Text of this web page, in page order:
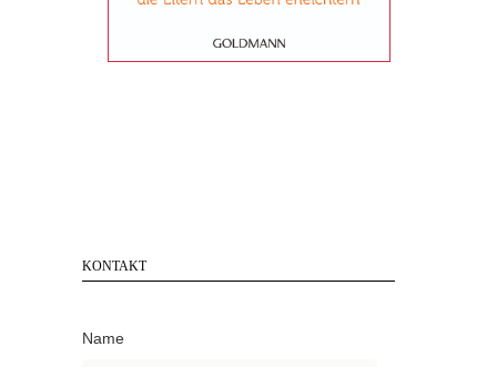
KONTAKT
Name